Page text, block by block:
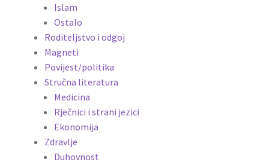
Islam
Ostalo
Roditeljstvo i odgoj
Magneti
Povijest/politika
Stručna literatura
Medicina
Rječnici i strani jezici
Ekonomija
Zdravlje
Duhovnost